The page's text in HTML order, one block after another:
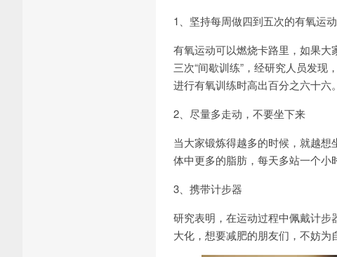
1、坚持每周做四到五次的有氧运动
有氧运动可以燃烧卡路里，如果
三次“间歇训练”，经研究人员发
进行有氧训练时高出百分之六十六。
2、尽量多走动，不要坐下来
当大家锻炼得越多的时候，就越
体中更多的脂肪，每天多站一个小
3、携带计步器
研究表明，在运动过程中佩戴计
大化，想要减肥的朋友们，不妨为